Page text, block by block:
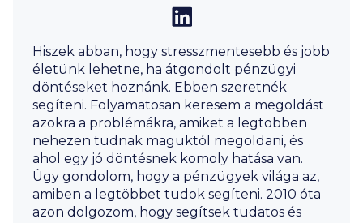
Hiszek abban, hogy stresszmentesebb és jobb
életünk lehetne, ha átgondolt pénzügyi
döntéseket hoznánk. Ebben szeretnék
segíteni. Folyamatosan keresem a megoldást
azokra a problémákra, amiket a legtöbben
nehezen tudnak maguktól megoldani, és
ahol egy jó döntésnek komoly hatása van.
Úgy gondolom, hogy a pénzügyek világa az,
amiben a legtöbbet tudok segíteni. 2010 óta
azon dolgozom, hogy segítsek tudatos és